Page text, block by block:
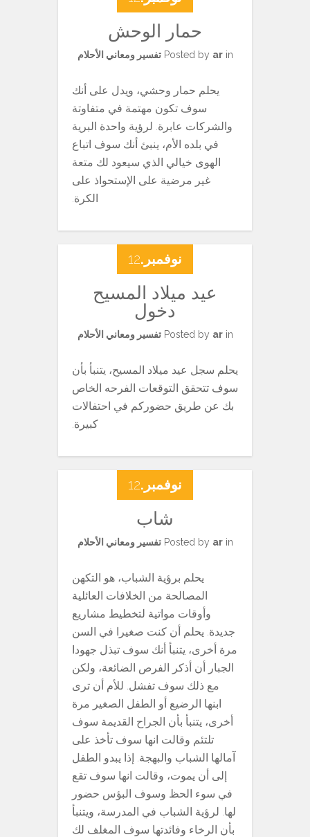
حمار الوحش
Posted by arin تفسير ومعاني الأحلام
يحلم حمار وحشي، ويدل على أنك
سوف تكون مهتمة في متفاوتة
والشركات عابرة. لرؤية واحدة البرية
في بلده الأم، ينبئ أنك سوف اتباع
الهوى خيالي الذي سيعود لك متعة
غير مرضية على الإستحواذ على
الكرة.
عيد ميلاد المسيح
دخول
Posted by arin تفسير ومعاني الأحلام
يحلم سجل عيد ميلاد المسيح، يتنبأ بأن
سوف تتحقق التوقعات الفرحه الخاص
بك عن طريق حضوركم في احتفالات
كبيرة.
نوفمبر.12
شاب
Posted by arin تفسير ومعاني الأحلام
يحلم برؤية الشباب، هو التكهن
المصالحة من الخلافات العائلية
وأوقات مواتية لتخطيط مشاريع
جديدة. يحلم أن كنت صغيرا في السن
مرة أخرى، يتنبأ أنك سوف تبذل جهودا
الجبار أن أذكر الفرص الضائعة، ولكن
مع ذلك سوف تفشل. للأم أن ترى
ابنها الرضيع أو الطفل الصغير مرة
أخرى، يتنبأ بأن الجراح القديمة سوف
تلتئم وقالت انها سوف تأخذ على
آمالها الشباب والبهجة. إذا يبدو الطفل
إلى أن يموت، وقالت انها سوف تقع
في سوء الحظ وسوف البؤس حضور
لها. لرؤية الشباب في المدرسة، ويتنبأ
بأن الرخاء وفائدتها سوف المغلف لك
نوفمبر.12